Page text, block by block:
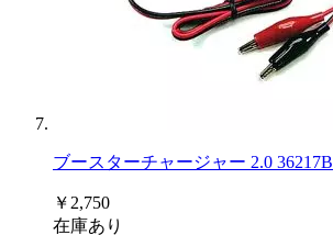
ブースターチャージャー 2.0 36217B
￥2,750
在庫あり